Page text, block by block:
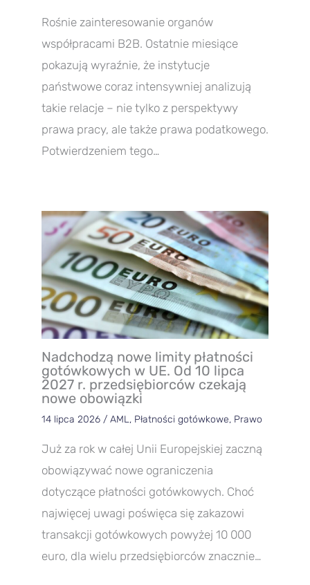
Rośnie zainteresowanie organów
współpracami B2B. Ostatnie miesiące
pokazują wyraźnie, że instytucje
państwowe coraz intensywniej analizują
takie relacje – nie tylko z perspektywy
prawa pracy, ale także prawa podatkowego.
Potwierdzeniem tego…
Nadchodzą nowe limity płatności
gotówkowych w UE. Od 10 lipca
2027 r. przedsiębiorców czekają
nowe obowiązki
14 lipca 2026 / AML, Płatności gotówkowe, Prawo
Już za rok w całej Unii Europejskiej zaczną
obowiązywać nowe ograniczenia
dotyczące płatności gotówkowych. Choć
najwięcej uwagi poświęca się zakazowi
transakcji gotówkowych powyżej 10 000
euro, dla wielu przedsiębiorców znacznie…